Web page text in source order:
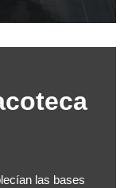
las bases